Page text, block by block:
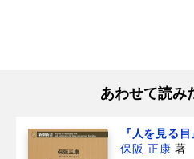
あわせて読み
『人を見る目
保阪 正康 著